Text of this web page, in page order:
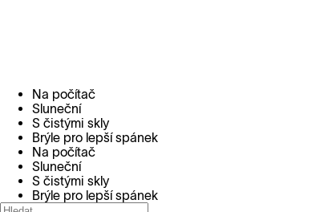
Na počítač
Sluneční
S čistými skly
Brýle pro lepší spánek
Na počítač
Sluneční
S čistými skly
Brýle pro lepší spánek